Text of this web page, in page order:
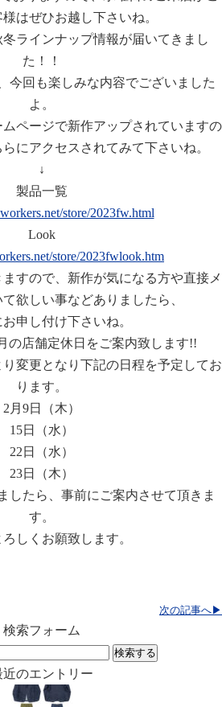
はぜひお越し下さいね。
冬ラインナップ情報が届いてきまし
た！！
今回も楽しみな内容でございました
よ。
ページで新作アップされていますの
にアクセスされてみて下さいね。
↓
製品一覧
store/2023fw.html
Look
store/2023fwlook.htm
すので、新作が気になる方や直接メ
欲しい事などありましたら、
申し付け下さいね。
の店舗定休日をご案内致します!!
変更となり下記の日程を予定してお
ります。
2月9日（木）
15日（水）
22日（水）
23日（木）
したら、事前にご案内させて頂きま
す。
しくお願致します。
次の記事へ▶
検索フォーム
近のエントリー